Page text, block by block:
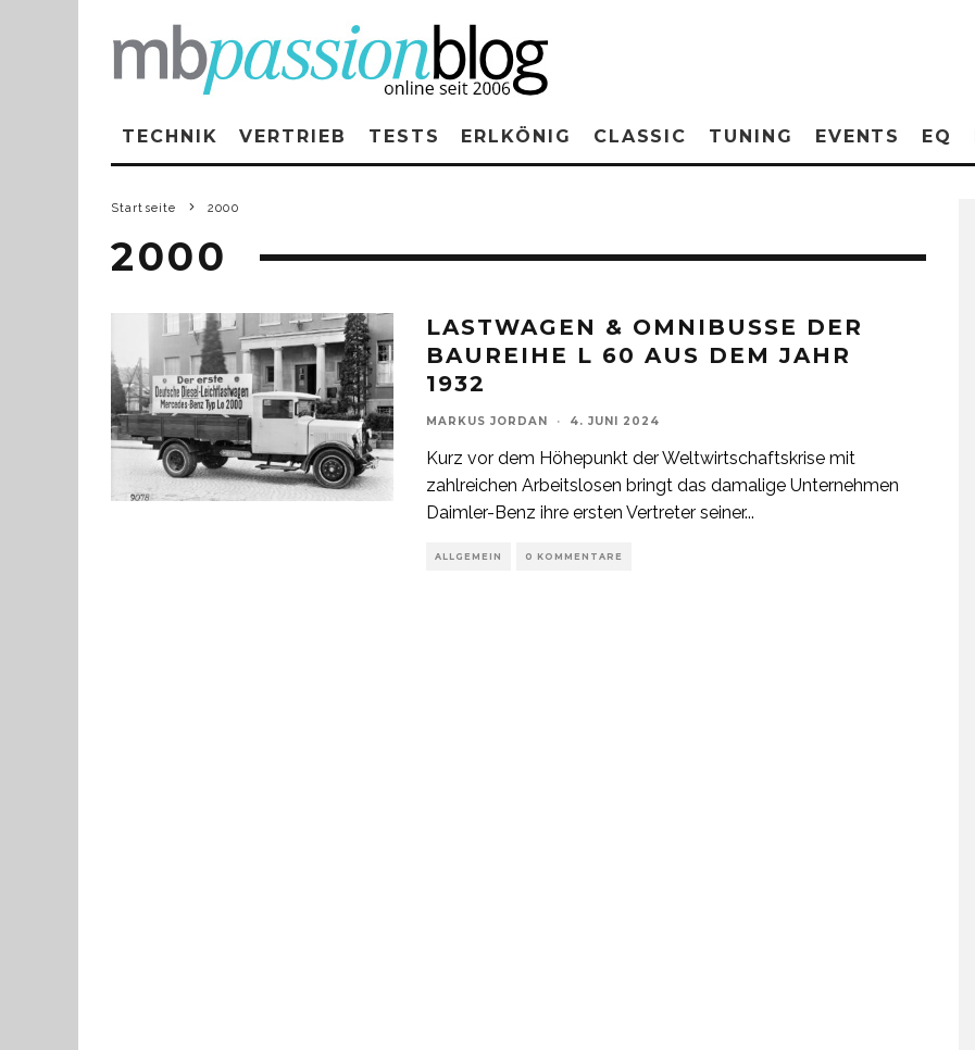
TECHNIK VERTRIEB TESTS ERLKÖNIG CLASSIC TUNING EVENTS EQ
Startseite 2000
2000
LASTWAGEN & OMNIBUSSE DER
BAUREIHE L 60 AUS DEM JAHR
1932
MARKUS JORDAN · 4. JUNI 2024
Kurz vor dem Höhepunkt der Weltwirtschaftskrise mit
zahlreichen Arbeitslosen bringt das damalige Unternehmen
Daimler-Benz ihre ersten Vertreter seiner...
ALLGEMEIN 0 KOMMENTARE